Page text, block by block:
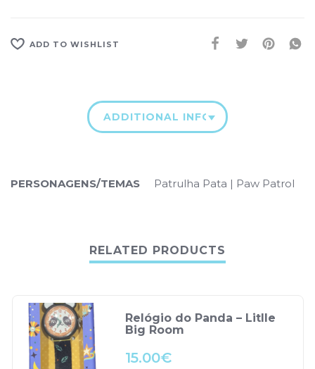
ADD TO WISHLIST
ADDITIONAL INFORMATION
PERSONAGENS/TEMAS Patrulha Pata | Paw Patrol
RELATED PRODUCTS
Relógio do Panda – Litlle
Big Room
15.00€